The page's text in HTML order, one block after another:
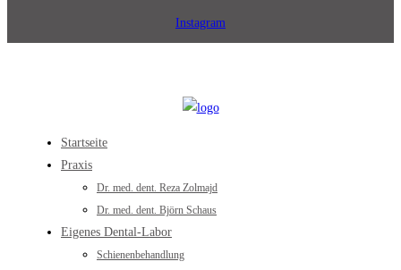
Instagram
Startseite
Praxis
Dr. med. dent. Reza Zolmajd
Dr. med. dent. Björn Schaus
Eigenes Dental-Labor
Schienenbehandlung